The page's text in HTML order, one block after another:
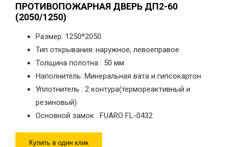
ПРОТИВОПОЖАРНАЯ ДВЕРЬ ДП2-60
(2050/1250)
Размер: 1250*2050
Тип открывания: наружное, левоеправое
Толщина полотна : 50 мм
Наполнитель: Минеральная вата и гипсокартон
Уплотнитель : 2 контура(термореактивный и
резиновый)
Основной замок : FUARO FL-0432
Купить в один клик